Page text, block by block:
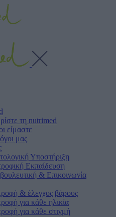
τη nutrimed
είμαστε
μας
Υποστήριξη
Εκπαίδευση
& Επικοινωνία
& έλεγχος βάρους
για κάθε ηλικία
για κάθε στιγμή